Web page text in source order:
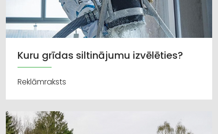
Kuru grīdas siltinājumu izvēlēties?
Reklāmraksts